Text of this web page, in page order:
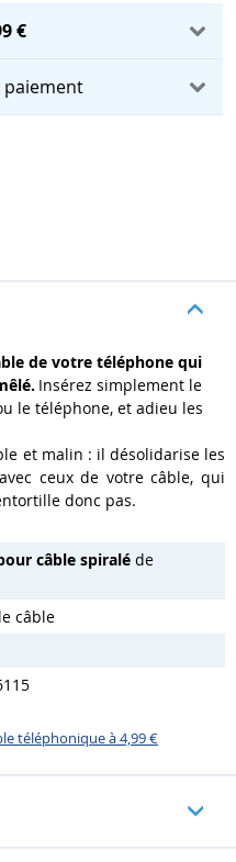
€
paiement
de votre téléphone qui
Insérez simplement le
le téléphone, et adieu les
et malin : il désolidarise les
ceux de votre câble, qui
donc pas.
câble spiralé de
câble
téléphonique à 4,99 €